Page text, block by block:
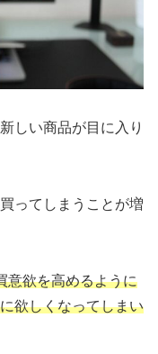
しい商品が目に入り
ってしまうことが増
意欲を高めるように
欲しくなってしまい